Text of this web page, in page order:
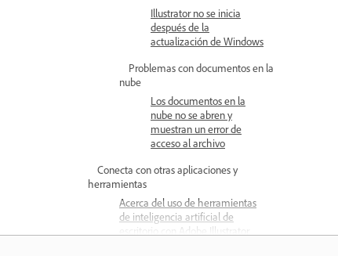
Illustrator no se inicia
después de la
actualización de Windows
Problemas con documentos en la
nube
Los documentos en la
nube no se abren y
muestran un error de
acceso al archivo
Conecta con otras aplicaciones y
herramientas
Acerca del uso de herramientas
de inteligencia artificial de
escritorio con Adobe Illustrator